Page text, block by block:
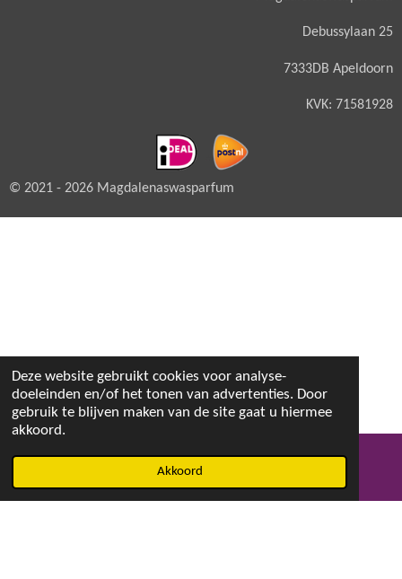
Deze website gebruikt cookies voor analyse-
doeleinden en/of het tonen van advertenties. Door
gebruik te blijven maken van de site gaat u hiermee
akkoord.
Akkoord
Debussylaan 25
7333DB Apeldoorn
KVK: 71581928
© 2021 - 2026 Magdalenaswasparfum